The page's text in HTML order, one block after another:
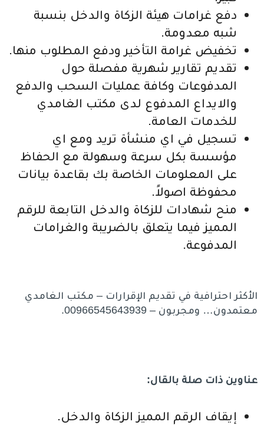
دفع غرامات هيئة الزكاة والدخل بنسبة
شبه معدومة.
تخفيض غرامة التأخير ودفع المطلوب منها.
تقديم تقارير شهرية مفصلة حول
المدفوعات وكافة عمليات السحب والدفع
والايداع المدفوع لدى مكتب الغامدي
للخدمات العامة.
تسجيل في اي منشأة تريد ومع اي
مؤسسة بكل سرعة وسهولة مع الحفاظ
على المعلومات الخاصة بك بقاعدة بيانات
محفوظة اصولاً.
منح شهادات للزكاة والدخل التابعة للرقم
المميز فيما يتعلق بالضريبة والغرامات
المدفوعة.
الأكثر احترافية في تقديم الإقرارات – مكتب الغامدي
معتمدون… ومجربون – 00966545643939.
عناوين ذات صلة بالقال:
إيقاف الرقم المميز الزكاة والدخل.